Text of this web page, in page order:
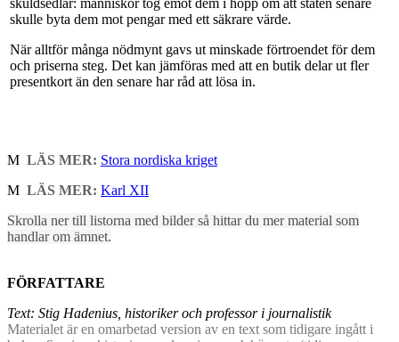
skulle byta dem mot pengar med ett säkrare värde.
När alltför många nödmynt gavs ut minskade förtroendet för dem
och priserna steg. Det kan jämföras med att en butik delar ut fler
presentkort än den senare har råd att lösa in.
M LÄS MER: Stora nordiska kriget
M LÄS MER: Karl XII
Skrolla ner till listorna med bilder så hittar du mer material som
handlar om ämnet.
FÖRFATTARE
Text: Stig Hadenius, historiker och professor i journalistik
Materialet är en omarbetad version av en text som tidigare ingått i